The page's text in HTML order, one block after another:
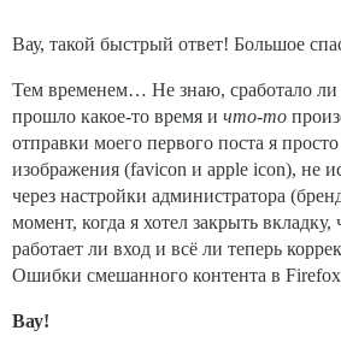
Вау, такой быстрый ответ! Большое
Тем временем… Не знаю, сработало ли
прошло какое-то время и что-то
отправки моего первого поста я
изображения (favicon и apple icon), не
через настройки администратора
момент, когда я хотел закрыть
работает ли вход и всё ли теперь
Ошибки смешанного контента в Firefox
Вау!